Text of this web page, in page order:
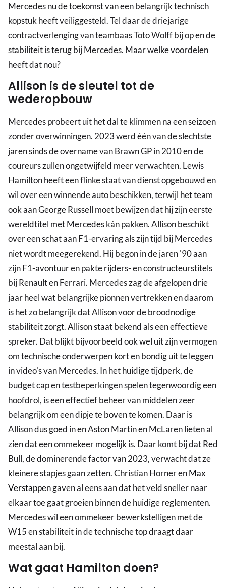
Mercedes nu de toekomst van een belangrijk technisch
kopstuk heeft veiliggesteld. Tel daar de driejarige
contractverlenging van teambaas Toto Wolff bij op en de
stabiliteit is terug bij Mercedes. Maar welke voordelen
heeft dat nou?
Allison is de sleutel tot de
wederopbouw
Mercedes probeert uit het dal te klimmen na een seizoen
zonder overwinningen. 2023 werd één van de slechtste
jaren sinds de overname van Brawn GP in 2010 en de
coureurs zullen ongetwijfeld meer verwachten. Lewis
Hamilton heeft een flinke staat van dienst opgebouwd en
wil over een winnende auto beschikken, terwijl het team
ook aan George Russell moet bewijzen dat hij zijn eerste
wereldtitel met Mercedes kán pakken. Allison beschikt
over een schat aan F1-ervaring als zijn tijd bij Mercedes
niet wordt meegerekend. Hij begon in de jaren '90 aan
zijn F1-avontuur en pakte rijders- en constructeurstitels
bij Renault en Ferrari. Mercedes zag de afgelopen drie
jaar heel wat belangrijke pionnen vertrekken en daarom
is het zo belangrijk dat Allison voor de broodnodige
stabiliteit zorgt. Allison staat bekend als een effectieve
spreker. Dat blijkt bijvoorbeeld ook wel uit zijn vermogen
om technische onderwerpen kort en bondig uit te leggen
in video's van Mercedes. In het huidige tijdperk, de
budget cap en testbeperkingen spelen tegenwoordig een
hoofdrol, is een effectief beheer van middelen zeer
belangrijk om een dipje te boven te komen. Daar is
Allison dus goed in en Aston Martin en McLaren lieten al
zien dat een ommekeer mogelijk is. Daar komt bij dat Red
Bull, de dominerende factor van 2023, verwacht dat ze
kleinere stapjes gaan zetten. Christian Horner enMax
Verstappengaven al eens aan dat het veld sneller naar
elkaar toe gaat groeien binnen de huidige reglementen.
Mercedes wil een ommekeer bewerkstelligen met de
W15 en stabiliteit in de technische top draagt daar
meestal aan bij.
Wat gaat Hamilton doen?